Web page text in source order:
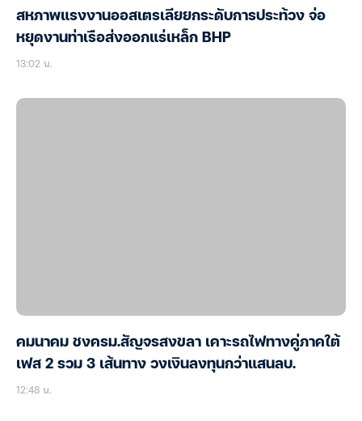
สหภาพแรงงานออสเตรเลียยกระดับการประท้วง จ่อ
หยุดงานท่าเรือส่งออกแร่เหล็ก BHP
13:02 น.
คมนาคม ชงครม.สัญจรสงขลา เคาะรถไฟทางคู่ภาคใต้
เฟส 2 รวม 3 เส้นทาง วงเงินลงทุนกว่าแสนลบ.
12:48 น.